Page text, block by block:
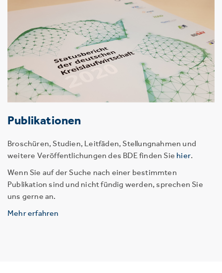
Publikationen
Broschüren, Studien, Leitfäden, Stellungnahmen und
weitere Veröffentlichungen des BDE finden Sie hier.
Wenn Sie auf der Suche nach einer bestimmten
Publikation sind und nicht fündig werden, sprechen Sie
uns gerne an.
Mehr erfahren